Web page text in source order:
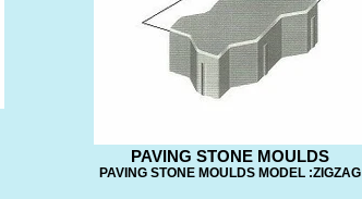
PAVING STONE MOULDS
PAVING STONE MOULDS MODEL :ZIGZAG